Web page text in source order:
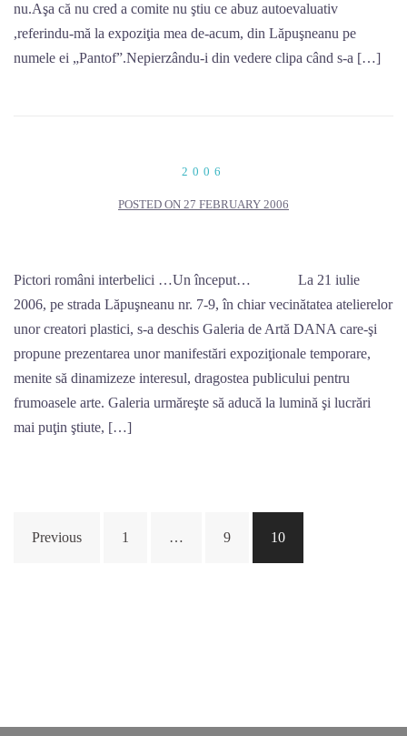
nu.Aşa că nu cred a comite nu ştiu ce abuz autoevaluativ
,referindu-mă la expoziţia mea de-acum, din Lăpuşneanu pe
numele ei „Pantof”.Nepierzându-i din vedere clipa când s-a […]
2006
POSTED ON 27 FEBRUARY 2006
Pictori români interbelici …Un început… La 21 iulie
2006, pe strada Lăpuşneanu nr. 7-9, în chiar vecinătatea atelierelor
unor creatori plastici, s-a deschis Galeria de Artă DANA care-şi
propune prezentarea unor manifestări expoziţionale temporare,
menite să dinamizeze interesul, dragostea publicului pentru
frumoasele arte. Galeria urmăreşte să aducă la lumină şi lucrări
mai puţin ştiute, […]
navigation
Previous 1 … 9 10